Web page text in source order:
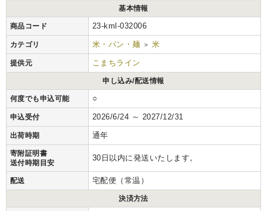
基本情報
商品コード 23-kml-032006
カテゴリ 米・パン・麺 > 米
提供元 こまちライン
申し込み/配送情報
何度でも申込可能 ○
申込受付 2026/6/24 ～ 2027/12/31
出荷時期 通年
寄附証明書
送付時期目安
30日以内に発送いたします。
配送 宅配便（常温）
決済方法